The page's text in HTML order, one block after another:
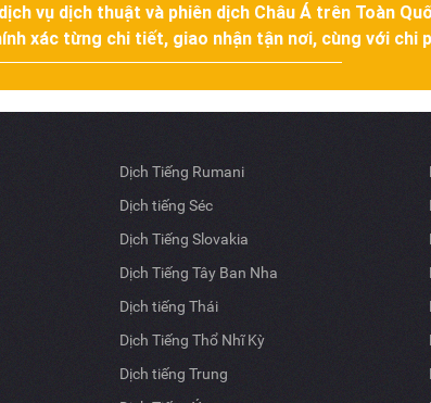
vụ dịch thuật và phiên dịch Châu Á trên Toàn
xác từng chi tiết, giao nhận tận nơi, cùng với chi
Dịch Tiếng Rumani
Dịch tiếng Séc
Dịch Tiếng Slovakia
Dịch Tiếng Tây Ban Nha
Dịch tiếng Thái
Dịch Tiếng Thổ Nhĩ Kỳ
Dịch tiếng Trung